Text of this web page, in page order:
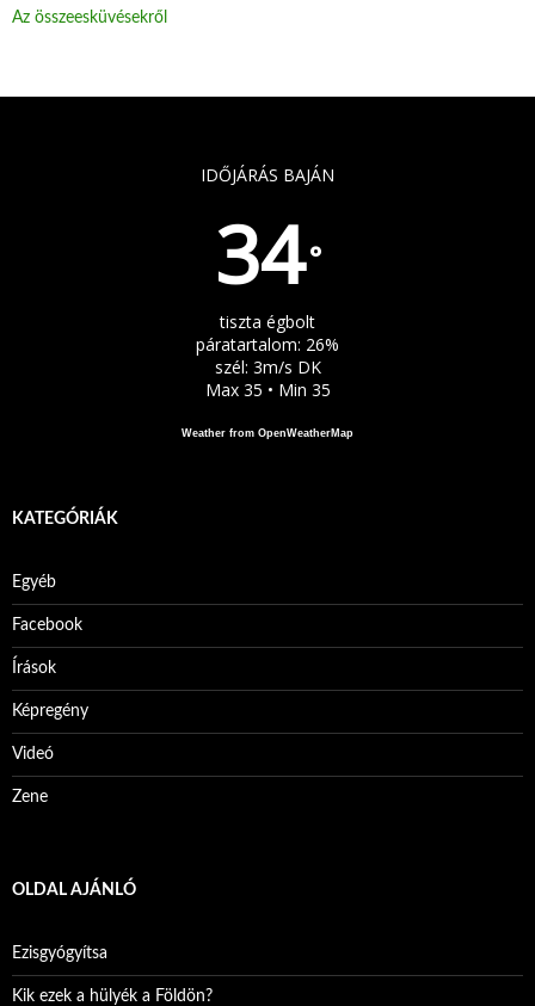
Az összeesküvésekről
IDŐJÁRÁS BAJÁN
34°
tiszta égbolt
páratartalom: 26%
szél: 3m/s DK
Max 35 • Min 35
Weather from OpenWeatherMap
KATEGÓRIÁK
Egyéb
Facebook
Írások
Képregény
Videó
Zene
OLDAL AJÁNLÓ
Ezisgyógyítsa
Kik ezek a hülyék a Földön?